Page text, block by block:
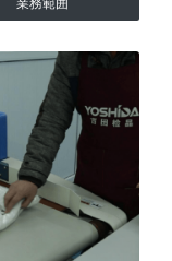
業務範囲